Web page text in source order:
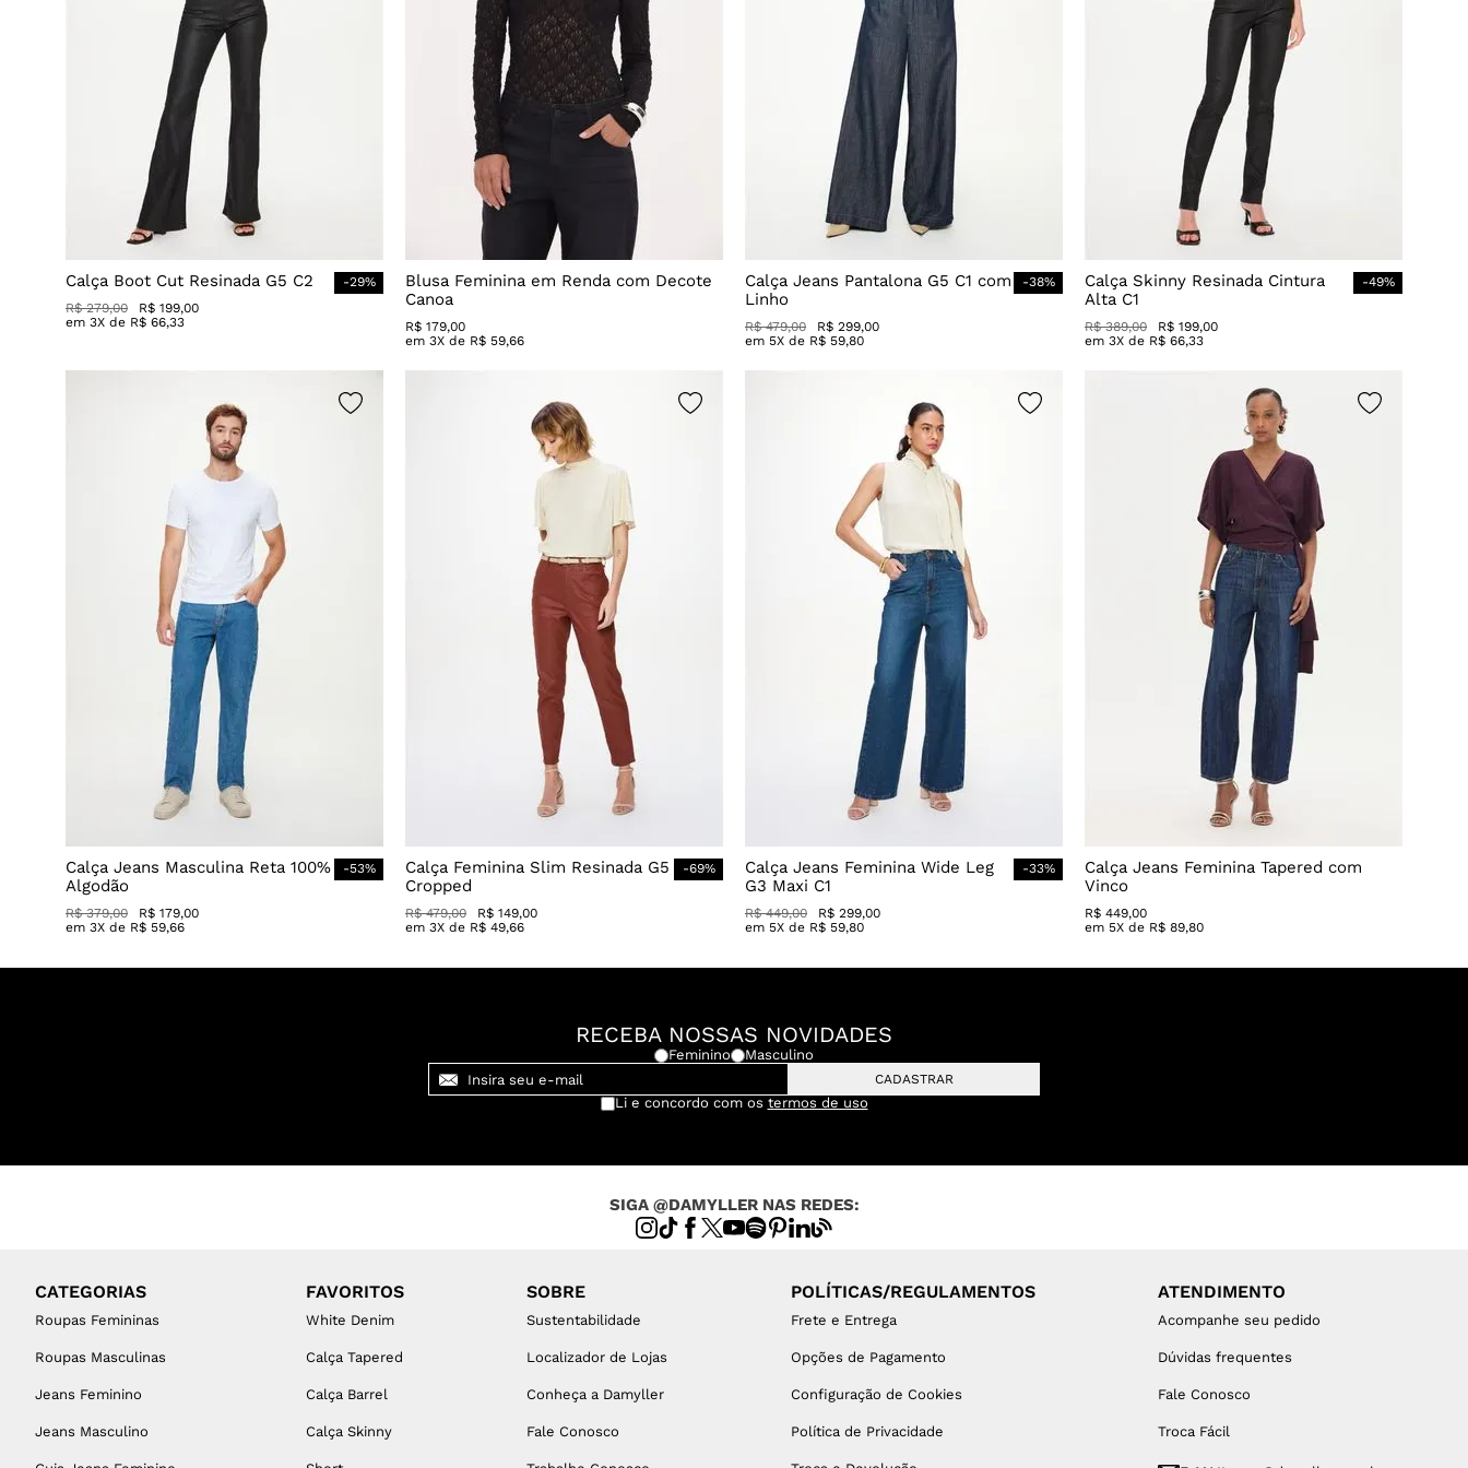
Calça Boot Cut Resinada G5 C2 -29%
R$ 279,00 R$ 199,00
em 3X de R$ 66,33
Blusa Feminina em Renda com Decote
Canoa
R$ 179,00
em 3X de R$ 59,66
Calça Jeans Pantalona G5 C1 com
Linho
-38%
R$ 479,00 R$ 299,00
em 5X de R$ 59,80
Calça Skinny Resinada Cintura
Alta C1
-49%
R$ 389,00 R$ 199,00
em 3X de R$ 66,33
Calça Jeans Masculina Reta 100%
Algodão
-53%
R$ 379,00 R$ 179,00
em 3X de R$ 59,66
Calça Feminina Slim Resinada G5
Cropped
-69%
R$ 479,00 R$ 149,00
em 3X de R$ 49,66
Calça Jeans Feminina Wide Leg
G3 Maxi C1
-33%
R$ 449,00 R$ 299,00
em 5X de R$ 59,80
Calça Jeans Feminina Tapered com
Vinco
R$ 449,00
em 5X de R$ 89,80
RECEBA NOSSAS NOVIDADES
Feminino Masculino
CADASTRAR
Li e concordo com os termos de uso
SIGA @DAMYLLER NAS REDES:
CATEGORIAS
Roupas Femininas
Roupas Masculinas
Jeans Feminino
Jeans Masculino
FAVORITOS
White Denim
Calça Tapered
Calça Barrel
Calça Skinny
SOBRE
Sustentabilidade
Localizador de Lojas
Conheça a Damyller
Fale Conosco
POLÍTICAS/REGULAMENTOS
Frete e Entrega
Opções de Pagamento
Configuração de Cookies
Política de Privacidade
ATENDIMENTO
Acompanhe seu pedido
Dúvidas frequentes
Fale Conosco
Troca Fácil